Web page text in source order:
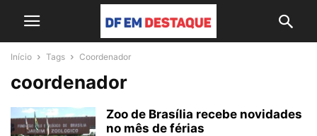
Início Tags Coordenador
coordenador
Zoo de Brasília recebe novidades
no mês de férias